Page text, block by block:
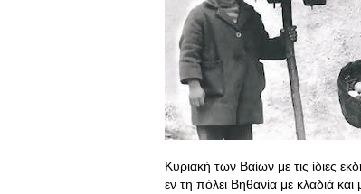
Κυριακή των Βαίων με τις ίδιες
εν τη πόλει Βηθανία με κλαδιά